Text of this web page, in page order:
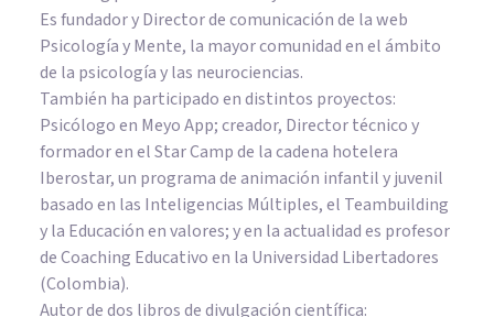
Es fundador y Director de comunicación de la web
Psicología y Mente, la mayor comunidad en el ámbito
de la psicología y las neurociencias.
También ha participado en distintos proyectos:
Psicólogo en Meyo App; creador, Director técnico y
formador en el Star Camp de la cadena hotelera
Iberostar, un programa de animación infantil y juvenil
basado en las Inteligencias Múltiples, el Teambuilding
y la Educación en valores; y en la actualidad es profesor
de Coaching Educativo en la Universidad Libertadores
(Colombia).
Autor de dos libros de divulgación científica: